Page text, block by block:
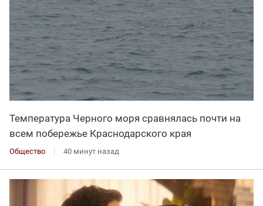
Температура Черного моря сравнялась почти на
всем побережье Краснодарского края
Общество 40 минут назад